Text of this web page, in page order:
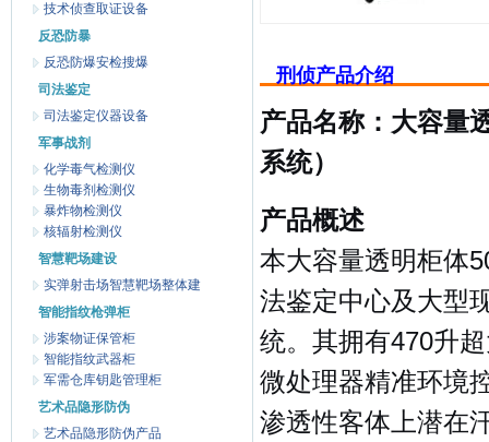
技术侦查取证设备
反恐防暴
反恐防爆安检搜爆
司法鉴定
司法鉴定仪器设备
军事战剂
化学毒气检测仪
生物毒剂检测仪
暴炸物检测仪
核辐射检测仪
智慧靶场建设
实弹射击场智慧靶场整体建
智能指纹枪弹柜
涉案物证保管柜
智能指纹武器柜
军需仓库钥匙管理柜
艺术品隐形防伪
艺术品隐形防伪产品
刑侦产品介绍
产品名称：大容量
系统）
产品概述
本大容量透明柜体
法鉴定中心及大型
统。其拥有470升
微处理器精准环境
渗透性客体上潜在